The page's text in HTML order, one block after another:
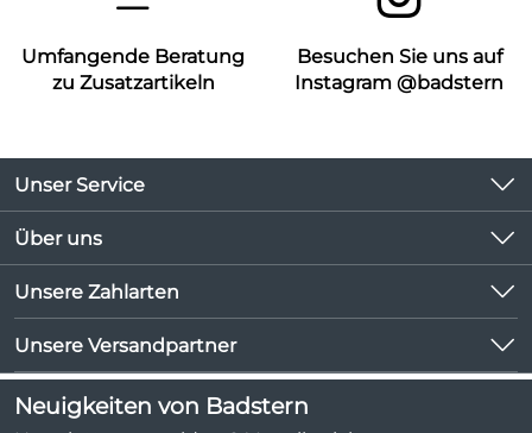
Umfangende Beratung
zu Zusatzartikeln
Besuchen Sie uns auf
Instagram @badstern
Unser Service
Kontakt
Kundeninformationen
Newsletter
Lieferbedingungen
Kundenlogin
Über uns
Unsere Bestseller
Marken
Neu
Angebote
Unsere Zahlarten
Unsere Versandpartner
Neuigkeiten von Badstern